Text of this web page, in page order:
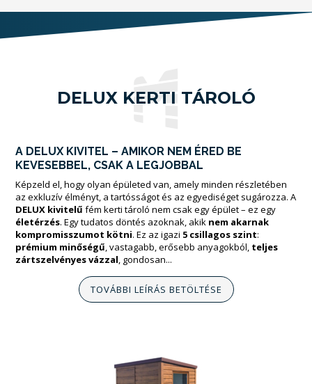
DELUX KERTI TÁROLÓ
A DELUX KIVITEL – AMIKOR NEM ÉRED BE
KEVESEBBEL, CSAK A LEGJOBBAL
Képzeld el, hogy olyan épületed van, amely minden részletében
az exkluzív élményt, a tartósságot és az egyediséget sugározza. A
DELUX kivitelű fém kerti tároló nem csak egy épület – ez egy
életérzés. Egy tudatos döntés azoknak, akik nem akarnak
kompromisszumot kötni. Ez az igazi 5 csillagos szint:
prémium minőségű, vastagabb, erősebb anyagokból, teljes
zártszelvényes vázzal, gondosan...
TOVÁBBI LEÍRÁS BETÖLTÉSE